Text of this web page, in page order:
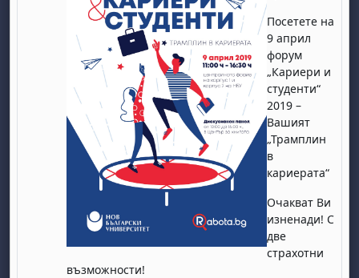
Посетете на
9 април
форум
„Кариери и
студенти“
2019 –
Вашият
„Трамплин
в
кариерата“
Очакват Ви
изненади! С
две
страхотни
възможности!